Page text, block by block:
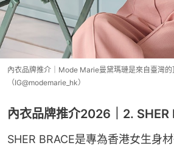
內衣品牌推介｜Mode Marie曼黛瑪璉是來自臺灣
（IG@modemarie_hk）
內衣品牌推介2026｜2. SHER
SHER BRACE是專為香港女生身